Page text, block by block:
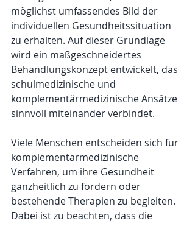
möglichst umfassendes Bild der
individuellen Gesundheitssituation
zu erhalten. Auf dieser Grundlage
wird ein maßgeschneidertes
Behandlungskonzept entwickelt, das
schulmedizinische und
komplementärmedizinische Ansätze
sinnvoll miteinander verbindet.
Viele Menschen entscheiden sich für
komplementärmedizinische
Verfahren, um ihre Gesundheit
ganzheitlich zu fördern oder
bestehende Therapien zu begleiten.
Dabei ist zu beachten, dass die